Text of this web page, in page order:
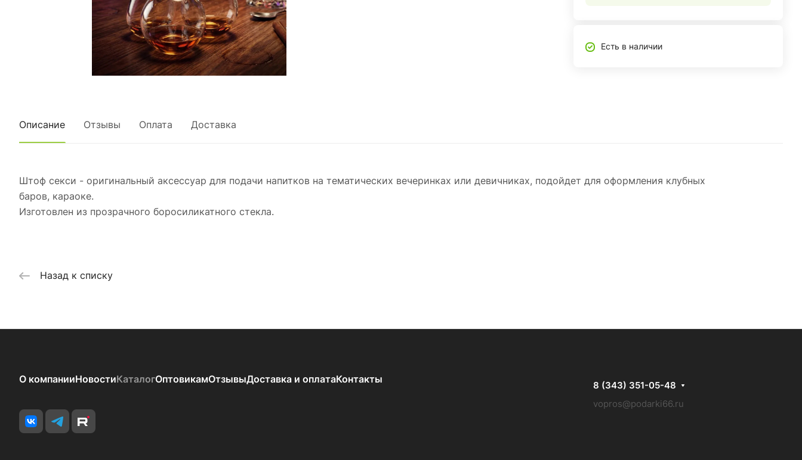
Есть в наличии
Описание Отзывы Оплата Доставка
Штоф секси - оригинальный аксессуар для подачи напитков на тематических вечеринках или девичниках, подойдет для оформления клубных
баров, караоке.
Изготовлен из прозрачного боросиликатного стекла.
Назад к списку
О компанииНовостиКаталогОптовикамОтзывыДоставка и оплатаКонтакты
8 (343) 351-05-48
vopros@podarki66.ru